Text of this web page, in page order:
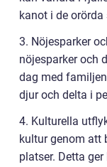
kanot i de orörda
3. Nöjesparker
nöjesparker och
dag med
djur och delta i
4. Kulturella
kultur genom att
platser. Detta